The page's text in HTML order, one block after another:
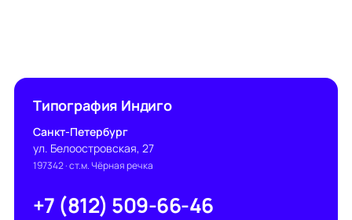
Типография Индиго
Санкт-Петербург
ул. Белоостровская, 27
197342· ст.м. Чёрная речка
+7 (812) 509-66-46